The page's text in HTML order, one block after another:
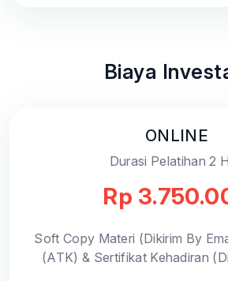
Biaya
ONLINE
Durasi Pelatihan 2
Rp
Soft Copy Materi (Dikirim By
(ATK) & Sertifikat Kehadiran